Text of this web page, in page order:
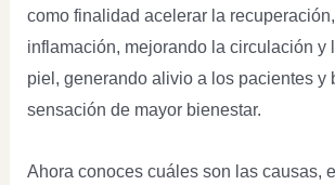
como finalidad acelerar la
inflamación, mejorando la circulación y
piel, generando alivio a los pacientes y
sensación de mayor bienestar.
Ahora conoces cuáles son las causas,